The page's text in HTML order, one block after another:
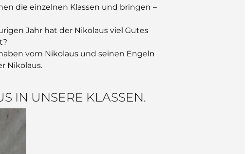
die einzelnen Klassen und bringen –
Jahr hat der Nikolaus viel Gutes
vom Nikolaus und seinen Engeln
Nikolaus.
IN UNSERE KLASSEN.